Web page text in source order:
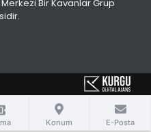
Bir Kavanlar Grup
Konum E-Posta